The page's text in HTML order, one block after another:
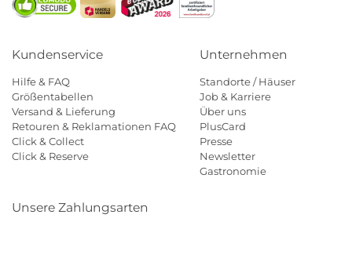
Kundenservice
Hilfe & FAQ
Größentabellen
Versand & Lieferung
Retouren & Reklamationen FAQ
Click & Collect
Click & Reserve
Unternehmen
Standorte / Häuser
Job & Karriere
Über uns
PlusCard
Presse
Newsletter
Gastronomie
Unsere Zahlungsarten